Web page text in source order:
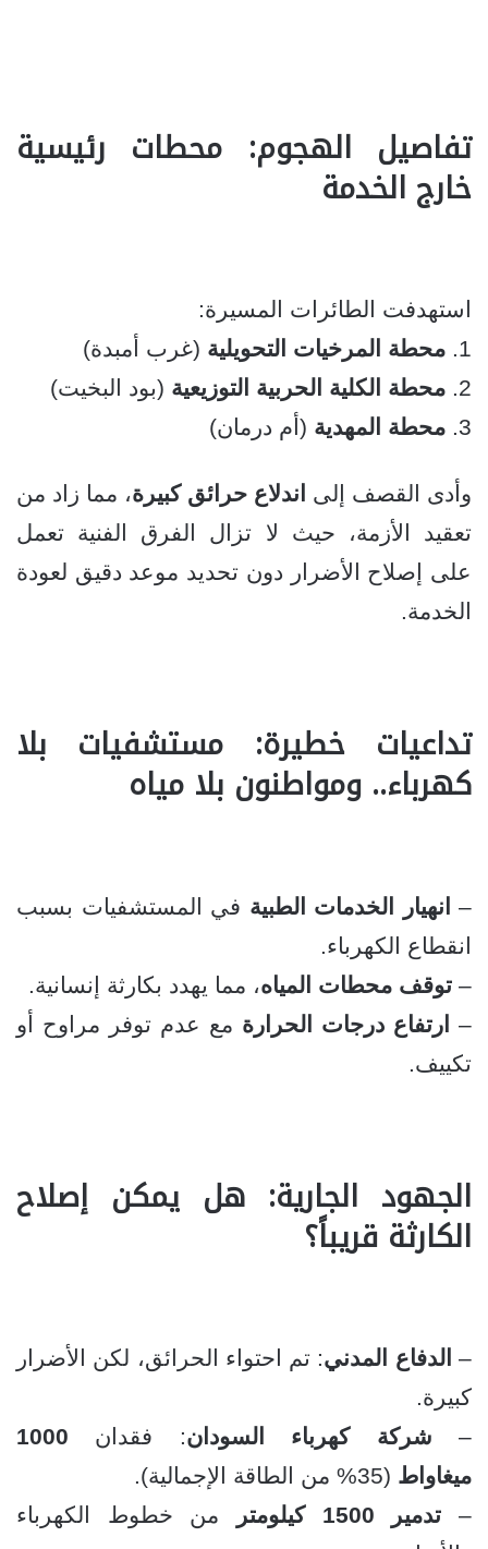
تفاصيل الهجوم: محطات رئيسية
خارج الخدمة
استهدفت الطائرات المسيرة:
1. محطة المرخيات التحويلية (غرب أمبدة)
2. محطة الكلية الحربية التوزيعية (بود البخيت)
3. محطة المهدية (أم درمان)
وأدى القصف إلى اندلاع حرائق كبيرة، مما زاد من
تعقيد الأزمة، حيث لا تزال الفرق الفنية تعمل
على إصلاح الأضرار دون تحديد موعد دقيق لعودة
الخدمة.
تداعيات خطيرة: مستشفيات بلا
كهرباء.. ومواطنون بلا مياه
– انهيار الخدمات الطبية في المستشفيات بسبب
انقطاع الكهرباء.
– توقف محطات المياه، مما يهدد بكارثة إنسانية.
– ارتفاع درجات الحرارة مع عدم توفر مراوح أو
تكييف.
الجهود الجارية: هل يمكن إصلاح
الكارثة قريباً؟
– الدفاع المدني: تم احتواء الحرائق، لكن الأضرار
كبيرة.
– شركة كهرباء السودان: فقدان 1000
ميغاواط (35% من الطاقة الإجمالية).
– تدمير 1500 كيلومتر
من خطوط الكهرباء